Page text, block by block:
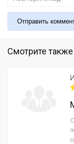
Отправить
Смотрите также